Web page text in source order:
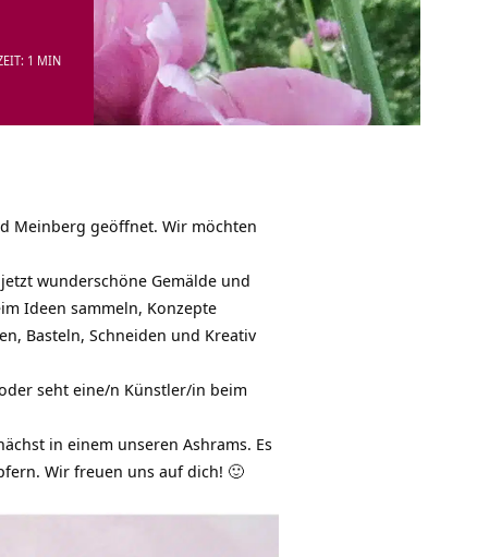
1 MIN
Meinberg geöffnet. Wir möchten
wunderschöne Gemälde und
Ideen sammeln, Konzepte
Basteln, Schneiden und Kreativ
seht eine/n Künstler/in beim
in einem unseren Ashrams. Es
Wir freuen uns auf dich! 🙂